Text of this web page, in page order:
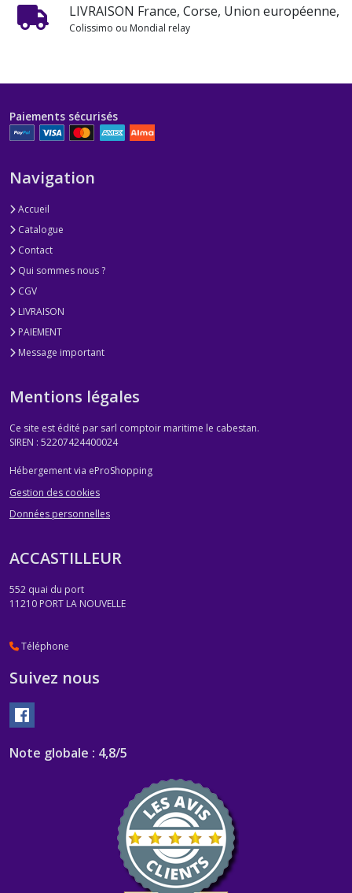
LIVRAISON France, Corse, Union européenne,
Colissimo ou Mondial relay
Paiements sécurisés
Navigation
Accueil
Catalogue
Contact
Qui sommes nous ?
CGV
LIVRAISON
PAIEMENT
Message important
Mentions légales
Ce site est édité par sarl comptoir maritime le cabestan.
SIREN : 52207424400024
Hébergement via eProShopping
Gestion des cookies
Données personnelles
ACCASTILLEUR
552 quai du port
11210 PORT LA NOUVELLE
Téléphone
Suivez nous
Note globale : 4,8/5